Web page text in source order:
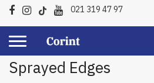
021 319 47 97
Sprayed Edges